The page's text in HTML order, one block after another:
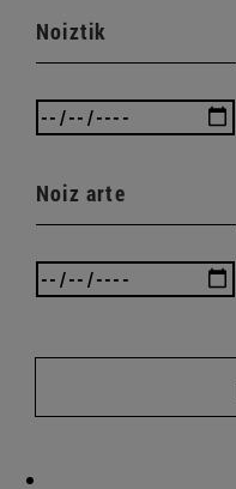
Noiztik
Noiz arte